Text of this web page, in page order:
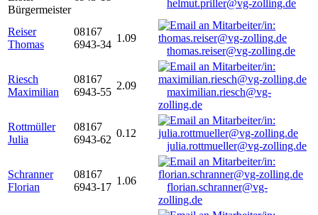
Bürgermeister
helmut.priller@vg-zolling.de
Reiser
Thomas
08167
6943-34
1.09
thomas.reiser@vg-zolling.de
Riesch
Maximilian
08167
6943-55
2.09
maximilian.riesch@vg-
zolling.de
Rottmüller
Julia
08167
6943-62
0.12
julia.rottmueller@vg-zolling.de
Schranner
Florian
08167
6943-17
1.06
florian.schranner@vg-
zolling.de